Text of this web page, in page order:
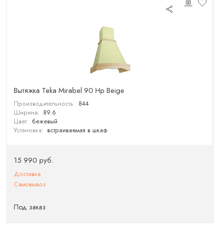
Вытяжка Teka Mirabel 90 Hp Beige
Производительность: 844
Ширина: 89.6
Цвет: бежевый
Установка: встраиваемая в шкаф
15 990 руб.
Доставка
Самовывоз
Под заказ